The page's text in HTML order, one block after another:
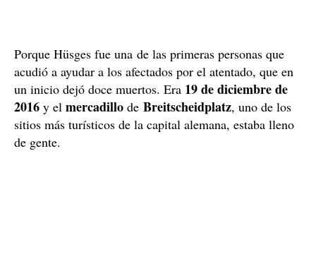
Porque Hüsges fue una de las primeras personas que
acudió a ayudar a los afectados por el atentado, que en
un inicio dejó doce muertos. Era 19 de diciembre de
2016 y el mercadillo de Breitscheidplatz, uno de los
sitios más turísticos de la capital alemana, estaba lleno
de gente.